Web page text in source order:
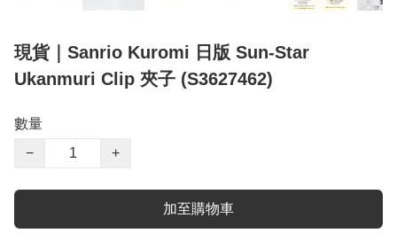
現貨｜Sanrio Kuromi 日版 Sun-Star
Ukanmuri Clip 夾子 (S3627462)
數量
−
+
加至購物車